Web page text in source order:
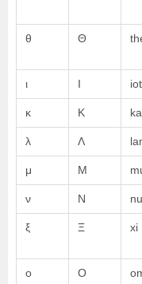
θ Θ
ι Ι
κ Κ
λ Λ
μ Μ
ν Ν nu
ξ Ξ xi
ο Ο